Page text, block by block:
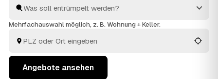
Raum bis zur komplettenHaushaltsauflösung
alles fachgerecht ausgeräumt und entsorgt. Sie
Mehrfachauswahl möglich, z. B. Wohnung + Keller.
Angebote ansehen